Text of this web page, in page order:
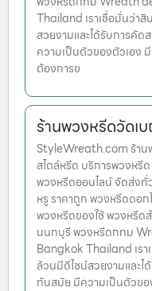
Thailand เราเชื่อมั่นว่า
สวยงามและได้รับการคั
ความเป็นตัวของตัวเอง
ต้องการข
ร้านพวงหรีดวัด
StyleWreath.com ร้า
สไตล์หรีด บริการพวงหรี
พวงหรีดออนไลน์ จัดส่งทั่
หรู ราคาถูก พวงหรีดดอ
พวงหรีดของใช้ พวงหรีด
นนทบุรี พวงหรีดกทม
Bangkok Thailand เรา
ล้วนมีดีไซน์สวยงามและ
ทันสมัย มีความเป็นตัวข